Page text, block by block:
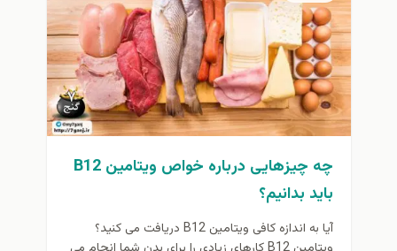
چه چیزهایی درباره خواص ویتامین B12
باید بدانیم؟
آیا به اندازه کافی ویتامین B12 دریافت می کنید؟